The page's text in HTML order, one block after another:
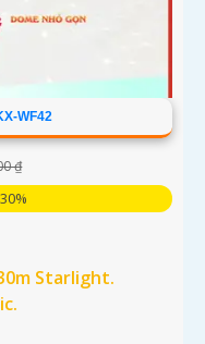
WF42
₫
Starlight.